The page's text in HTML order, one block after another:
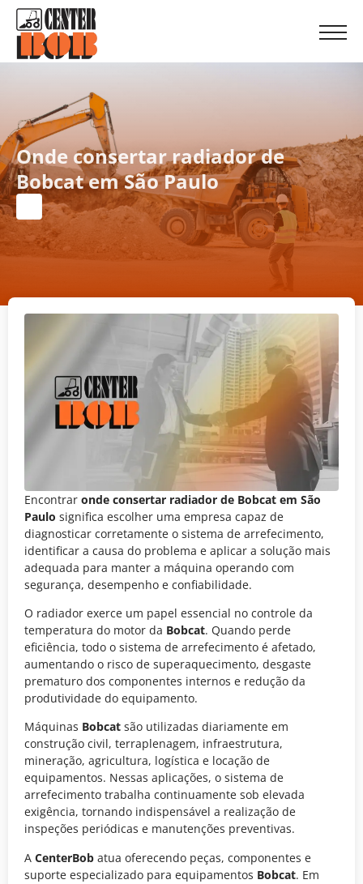
Onde consertar radiador de
Bobcat em São Paulo
Encontrar onde consertar radiador de Bobcat em São
Paulo significa escolher uma empresa capaz de
diagnosticar corretamente o sistema de arrefecimento,
identificar a causa do problema e aplicar a solução mais
adequada para manter a máquina operando com
segurança, desempenho e confiabilidade.
O radiador exerce um papel essencial no controle da
temperatura do motor da Bobcat. Quando perde
eficiência, todo o sistema de arrefecimento é afetado,
aumentando o risco de superaquecimento, desgaste
prematuro dos componentes internos e redução da
produtividade do equipamento.
Máquinas Bobcat são utilizadas diariamente em
construção civil, terraplenagem, infraestrutura,
mineração, agricultura, logística e locação de
equipamentos. Nessas aplicações, o sistema de
arrefecimento trabalha continuamente sob elevada
exigência, tornando indispensável a realização de
inspeções periódicas e manutenções preventivas.
A CenterBob atua oferecendo peças, componentes e
suporte especializado para equipamentos Bobcat. Em